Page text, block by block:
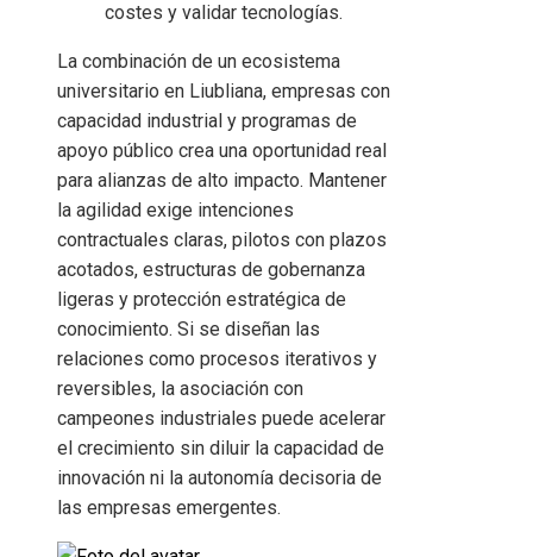
costes y validar tecnologías.
La combinación de un ecosistema
universitario en Liubliana, empresas con
capacidad industrial y programas de
apoyo público crea una oportunidad real
para alianzas de alto impacto. Mantener
la agilidad exige intenciones
contractuales claras, pilotos con plazos
acotados, estructuras de gobernanza
ligeras y protección estratégica de
conocimiento. Si se diseñan las
relaciones como procesos iterativos y
reversibles, la asociación con
campeones industriales puede acelerar
el crecimiento sin diluir la capacidad de
innovación ni la autonomía decisoria de
las empresas emergentes.